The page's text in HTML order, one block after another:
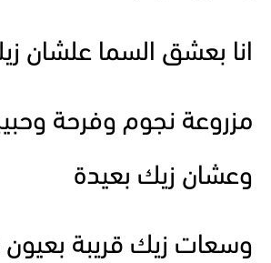
انا بعشق السما علشان
مزروعة نجوم وفرحة
وعشان زيك بعيدة
وسعات زيك قريبة بعيون